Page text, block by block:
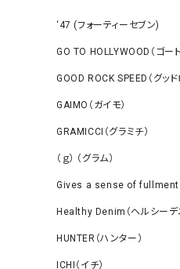
‘47 (フォーティーセブン)
GO TO HOLLYWOOD（ゴー
GOOD ROCK SPEED（グッド
GAIMO（ガイモ）
GRAMICCI（グラミチ）
（ｇ） （グラム）
Gives a sense of fullment
Healthy Denim（ヘルシーデ
HUNTER（ハンター）
ICHI（イチ）